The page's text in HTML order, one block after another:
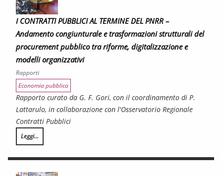
I CONTRATTI PUBBLICI AL TERMINE DEL PNRR –
Andamento congiunturale e trasformazioni strutturali del
procurement pubblico tra riforme, digitalizzazione e
modelli organizzativi
Rapporti
Economia pubblica
Rapporto curato da G. F. Gori, con il coordinamento di P.
Lattarulo, in collaborazione con l'Osservatorio Regionale
Contratti Pubblici
Leggi...
I CONTRATTI PUBBLICI AL TERMINE DEL PNRR – Andamento